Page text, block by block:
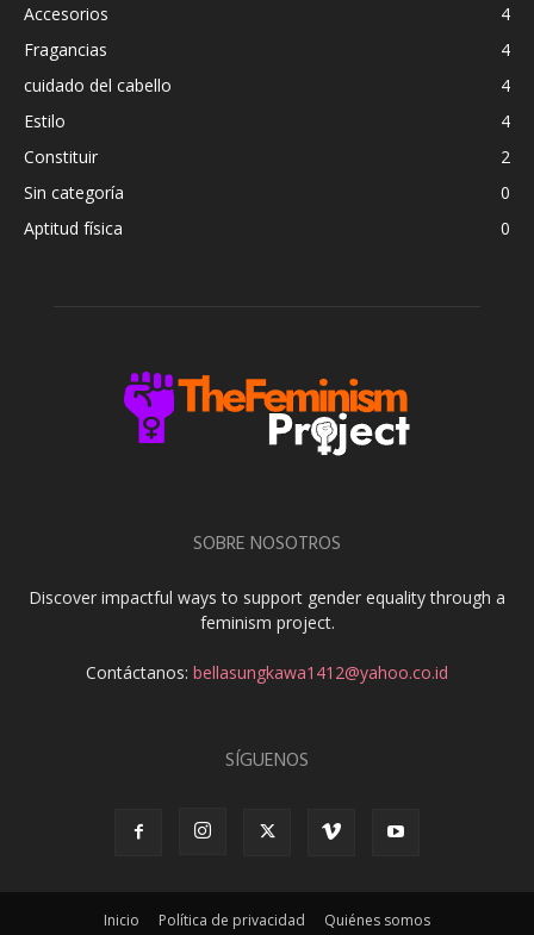
Accesorios
4
Fragancias
4
cuidado del cabello
4
Estilo
4
Constituir
2
Sin categoría
0
Aptitud física
0
SOBRE NOSOTROS
Discover impactful ways to support gender equality through a
feminism project.
Contáctanos: bellasungkawa1412@yahoo.co.id
SÍGUENOS
Inicio Política de privacidad Quiénes somos